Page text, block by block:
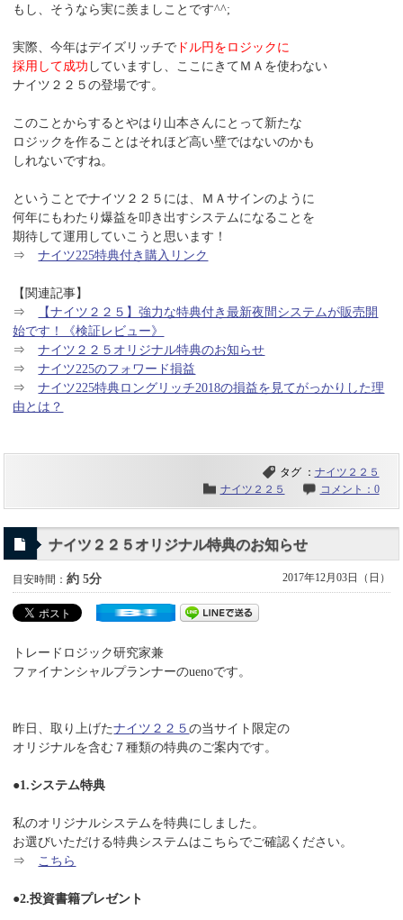
もし、そうなら実に羨ましことです^^;
実際、今年はデイズリッチで ドル円をロジックに
採用して成功 していますし、ここにきてＭＡを使わない
ナイツ２２５の登場です。
このことからするとやはり山本さんにとって新たな
ロジックを作ることはそれほど高い壁ではないのかも
しれないですね。
ということでナイツ２２５には、ＭＡサインのように
何年にもわたり爆益を叩き出すシステムになることを
期待して運用していこうと思います！
⇒ナイツ225特典付き購入リンク
【関連記事】
⇒
【ナイツ２２５】強力な特典付き最新夜間システムが販売開
始です！《検証レビュー》
⇒ナイツ２２５オリジナル特典のお知らせ
⇒ナイツ225のフォワード損益
⇒ナイツ225特典ロングリッチ2018の損益を見てがっかりした理
由とは？
タグ ： ナイツ２２５
ナイツ２２５
コメント：0
ナイツ２２５オリジナル特典のお知らせ
目安時間：約 5分 2017年12月03日（日）
トレードロジック研究家兼
ファイナンシャルプランナーのuenoです。
昨日、取り上げたナイツ２２５の当サイト限定の
オリジナルを含む７種類の特典のご案内です。
●1.システム特典
私のオリジナルシステムを特典にしました。
お選びいただける特典システムはこちらでご確認ください。
⇒ こちら
●2.投資書籍プレゼント